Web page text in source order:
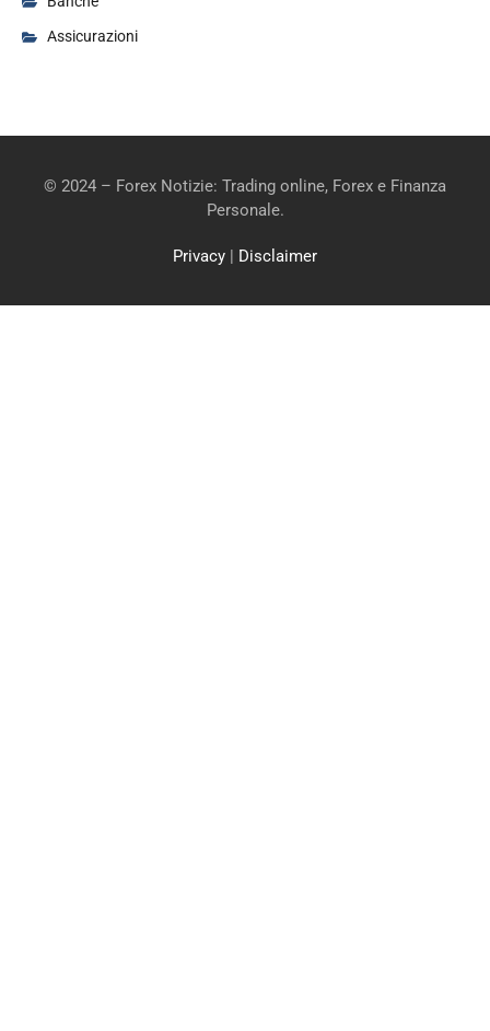
Assicurazioni
© 2024 – Forex Notizie: Trading online, Forex e Finanza
Personale.
Privacy | Disclaimer